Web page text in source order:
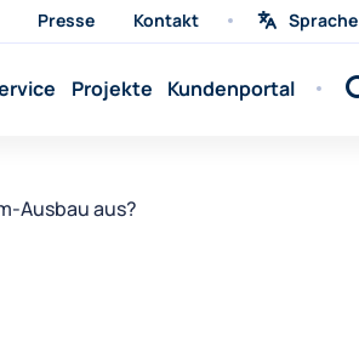
Presse Kontakt
Sprache
Sprache
Projekte Kundenportal
Ausbau aus?